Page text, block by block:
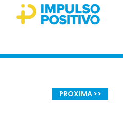
PROXIMA >>